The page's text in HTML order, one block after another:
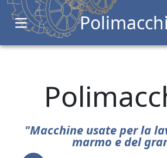
Open main menu
"Macchine usate per la
marmo e del